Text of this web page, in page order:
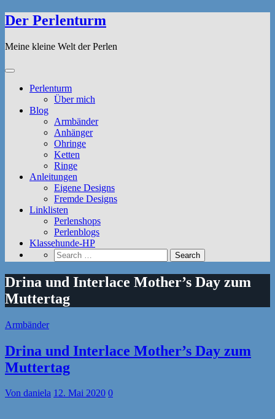
Der Perlenturm
Meine kleine Welt der Perlen
Perlenturm
Über mich
Blog
Armbänder
Anhänger
Ohringe
Ketten
Ringe
Anleitungen
Eigene Designs
Fremde Designs
Linklisten
Perlenshops
Perlenblogs
Klassehunde-HP
Drina und Interlace Mother’s Day zum
Muttertag
Armbänder
Drina und Interlace Mother’s Day zum
Muttertag
Von daniela 12. Mai 2020 0